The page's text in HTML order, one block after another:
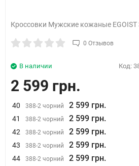
Кроссовки Мужские кожаные
0 Отзывов
В наличии Код:
2 599 грн.
40 388-2 чорний 2 599 грн.
41 388-2 чорний 2 599 грн.
42 388-2 чорний 2 599 грн.
43 388-2 чорний 2 599 грн.
44 388-2 чорний 2 599 грн.